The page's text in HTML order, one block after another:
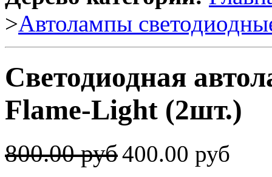
>Автолампы
Светодиодная
Flame-Light (2шт.)
800.00 руб400.00 руб